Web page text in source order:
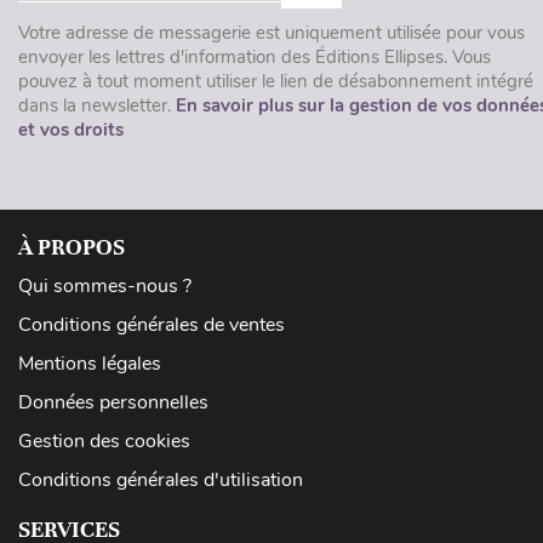
Votre adresse de messagerie est uniquement utilisée pour vous
envoyer les lettres d'information des Éditions Ellipses. Vous
pouvez à tout moment utiliser le lien de désabonnement intégré
dans la newsletter. En savoir plus sur la gestion de vos
et vos droits
À PROPOS
Qui sommes-nous ?
Conditions générales de ventes
Mentions légales
Données personnelles
Gestion des cookies
Conditions générales d'utilisation
SERVICES